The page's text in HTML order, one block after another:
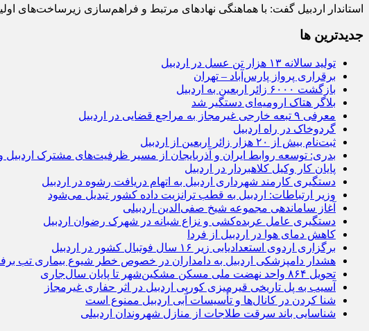
استاندار اردبیل گفت: با هماهنگی نهادهای مرتبط و فراهم‌سازی زیرساخت‌های
جديدترين ها
تولید سالانه ۱۳ هزار تن عسل در اردبیل
برقراری پرواز پارس‌آباد – تهران
بازگشت ۶۰۰۰ زائر اربعین به اردبیل
بلاگر هتاک ارومیه‌ای دستگیر شد
معرفی ۹ تبعه خارجی غیرمجاز به مراجع قضایی در اردبیل
گردوخاک در راه اردبیل
ثبت‌نام بیش از ۲۰ هزار زائر اربعین از اردبیل
بدری: توسعه روابط ایران و آذربایجان از مسیر ظرفیت‌های مشترک
پایان کار وکیل کلاهبردار در اردبیل
دستگیری کارمند شهرداری اردبیل به اتهام دریافت رشوه در اردبیل
وزیر ارتباطات: اردبیل به قطب ترانزیت داده کشور تبدیل می‌شود
آغاز ساماندهی مجموعه شیخ صفی‌الدین اردبیلی
دستگیری عامل عربده‌کشی و نزاع شبانه در شهرک رضوان اردبیل
کاهش دمای هوا در اردبیل از فردا
برگزاری اردوی استعدادیابی زیر ۱۶ سال فوتبال کشور در اردبیل
هشدار دامپزشکی اردبیل به دامداران در خصوص خطر شیوع بیماری تب
تحویل ۸۶۴ واحد نهضت ملی مسکن مشکین‌شهر تا پایان سال‌جاری
آسیب به پل تاریخی قیرمیزی کورپی اردبیل در اثر حفاری غیرمجاز
شنا کردن در کانال‌ها و تأسیسات آبی اردبیل ممنوع است
شناسایی باند سرقت طلاجات از منازل شهروندان اردبیلی